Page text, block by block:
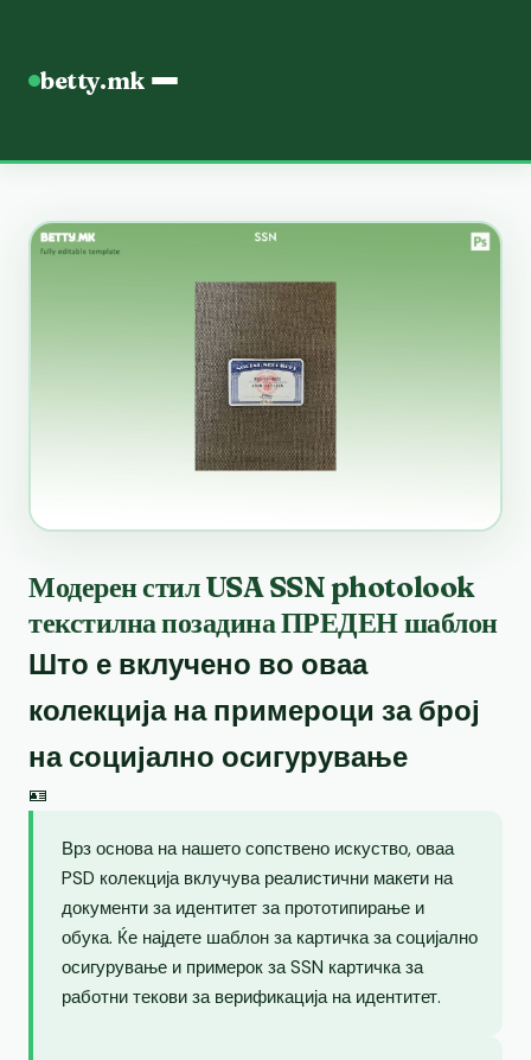
betty.mk
Модерен стил USA SSN photolook
текстилна позадина ПРЕДЕН шаблон
Што е вклучено во оваа
колекција на примероци за број
на социјално осигурување
🪪
Врз основа на нашето сопствено искуство, оваа
PSD колекција вклучува реалистични макети на
документи за идентитет за прототипирање и
обука. Ќе најдете шаблон за картичка за социјално
осигурување и примерок за SSN картичка за
работни текови за верификација на идентитет.